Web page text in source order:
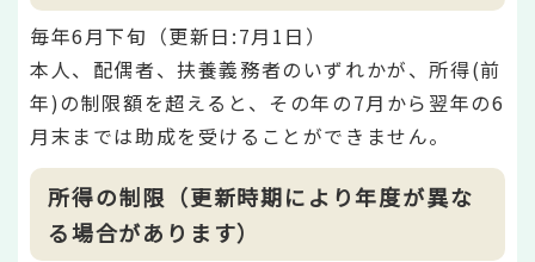
毎年6月下旬（更新日:7月1日）
本人、配偶者、扶養義務者のいずれかが、所得(前
年)の制限額を超えると、その年の7月から翌年の6
月末までは助成を受けることができません。
所得の制限（更新時期により年度が異な
る場合があります）